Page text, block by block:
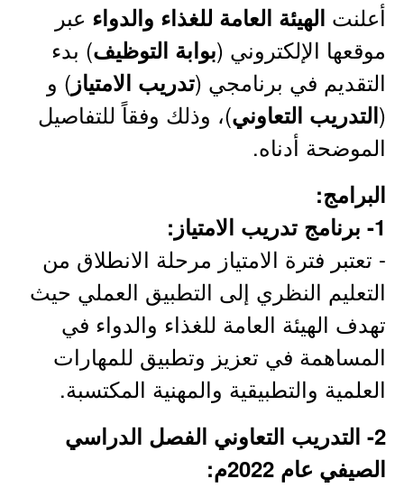
أعلنت الهيئة العامة للغذاء والدواء عبر
موقعها الإلكتروني (بوابة التوظيف) بدء
التقديم في برنامجي (تدريب الامتياز ) و
(التدريب التعاوني)، وذلك وفقاً للتفاصيل
الموضحة أدناه.
البرامج:
1- برنامج تدريب الامتياز:
- تعتبر فترة الامتياز مرحلة الانطلاق من
التعليم النظري إلى التطبيق العملي حيث
تهدف الهيئة العامة للغذاء والدواء في
المساهمة في تعزيز وتطبيق للمهارات
العلمية والتطبيقية والمهنية المكتسبة.
2- التدريب التعاوني الفصل الدراسي
الصيفي عام 2022م: